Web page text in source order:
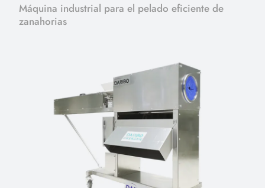
Máquina industrial para el pelado eficiente de
zanahorias